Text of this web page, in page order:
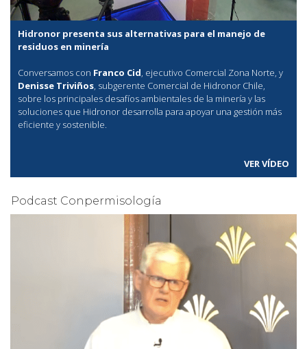
Hidronor presenta sus alternativas para el manejo de
residuos en minería
Conversamos con Franco Cid, ejecutivo Comercial Zona Norte, y
Denisse Triviños, subgerente Comercial de Hidronor Chile,
sobre los principales desafíos ambientales de la minería y las
soluciones que Hidronor desarrolla para apoyar una gestión más
eficiente y sostenible.
VER VÍDEO
Podcast Conpermisología